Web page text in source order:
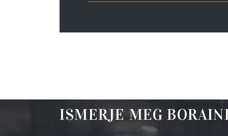
ISMERJE MEG